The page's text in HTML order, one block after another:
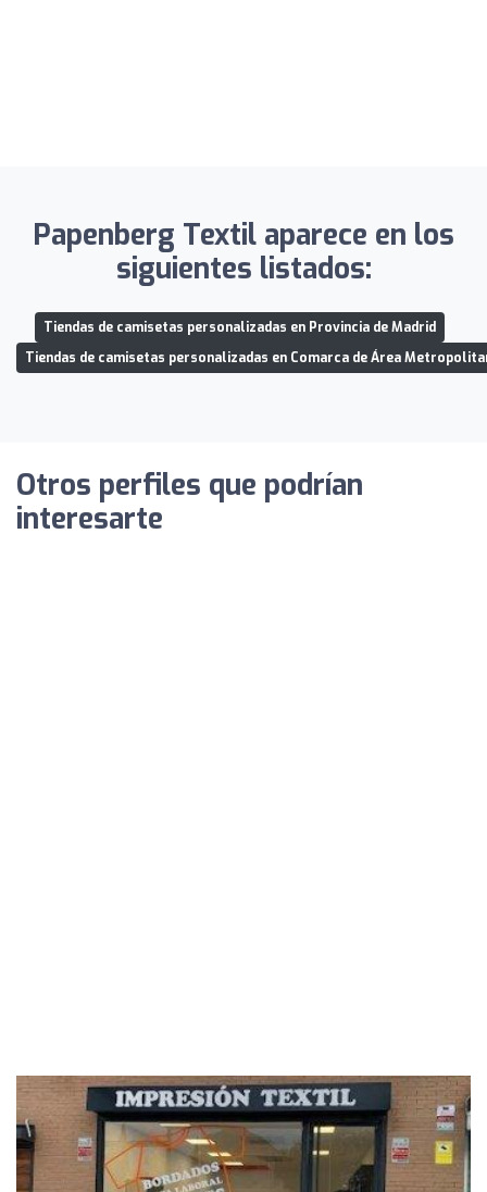
Papenberg Textil aparece en los
siguientes listados:
Tiendas de camisetas personalizadas en Provincia de Madrid
Tiendas de camisetas personalizadas en Comarca de Área
Otros perfiles que podrían
interesarte